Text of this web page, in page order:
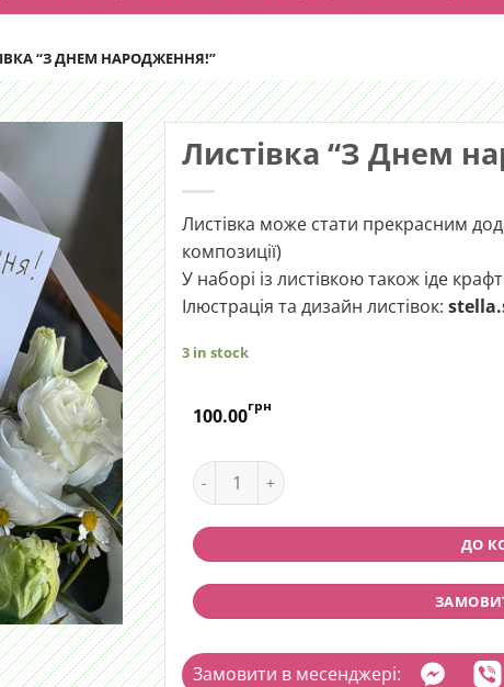
“З ДНЕМ НАРОДЖЕННЯ!”
Листівка “З Днем
Листівка може стати прекрасним
композиції)
У наборі із листівкою також іде
Ілюстрація та дизайн листівок:
3 in stock
100.00грн
Листівка "З Днем народження!"
ДО
Замовити в месенджері: